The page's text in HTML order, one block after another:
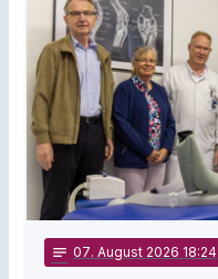
notes 07. August 2026 18:24